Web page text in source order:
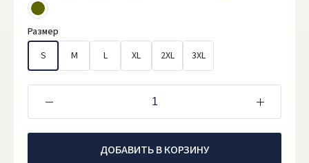
Размер
S
M L XL 2XL 3XL
ДОБАВИТЬ В КОРЗИНУ